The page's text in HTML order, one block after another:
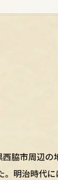
脇市周辺
明治時代